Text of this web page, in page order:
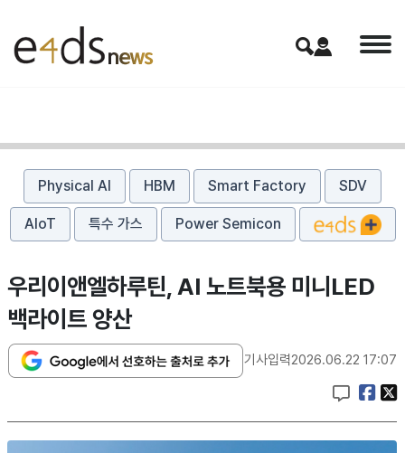
Physical AI HBM Smart Factory SDV
AIoT 특수 가스 Power Semicon
우리이앤엘하루틴, AI 노트북용 미니LED
백라이트 양산
기사입력2026.06.22 17:07